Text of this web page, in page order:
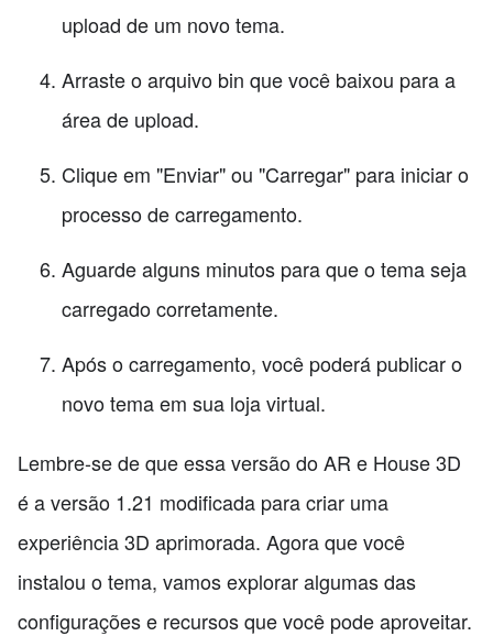
upload de um novo tema.
Arraste o arquivo bin que você baixou para a
área de upload.
Clique em "Enviar" ou "Carregar" para iniciar o
processo de carregamento.
Aguarde alguns minutos para que o tema seja
carregado corretamente.
Após o carregamento, você poderá publicar o
novo tema em sua loja virtual.
Lembre-se de que essa versão do AR e House 3D
é a versão 1.21 modificada para criar uma
experiência 3D aprimorada. Agora que você
instalou o tema, vamos explorar algumas das
configurações e recursos que você pode aproveitar.